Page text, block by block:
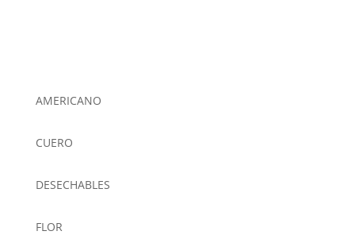
AMERICANO
CUERO
DESECHABLES
FLOR